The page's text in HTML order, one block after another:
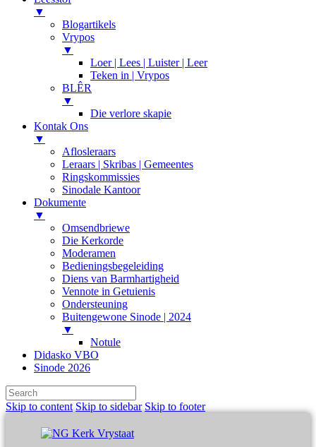
▼
Blogartikels
Vrypos
▼
Loer | Lees | Luister | Leer
Teken in | Vrypos
BLÊR
▼
Die verlore skapie
Kontak Ons
▼
Aflosleraars
Leraars | Skribas | Gemeentes
Ringskommissies
Sinodale Kantoor
Dokumente
▼
Omsendbriewe
Die Kerkorde
Moderamen
Bedieningsbegeleiding
Diens van Barmhartigheid
Vennote in Getuienis
Ondersteuning
Buitengewone Sinode | 2024
▼
Notule
Didasko VBO
Sinode 2026
Skip to content Skip to sidebar Skip to footer